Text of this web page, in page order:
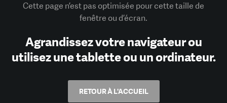
Cette page n’est pas optimisée pour cette taille de
fenêtre ou d’écran.
Agrandissez votre navigateur ou
utilisez une tablette ou un ordinateur.
RETOUR À L'ACCUEIL